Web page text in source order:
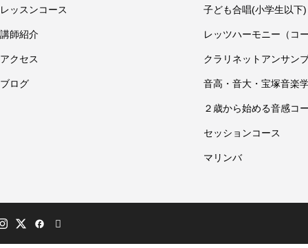
レッスンコース
講師紹介
アクセス
ブログ
子ども合唱(小学生以下)
レッツハーモニー（コ
クラリネットアンサン
音高・音大・宝塚音楽
２歳から始める音感コ
セッションコース
マリンバ